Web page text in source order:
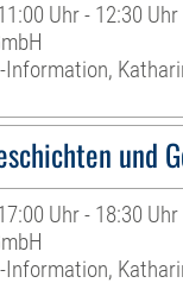
Uhr - 12:30 Uhr
und
Uhr - 18:30 Uhr